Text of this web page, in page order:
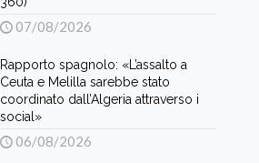
07/08/2026
Rapporto spagnolo: «L’assalto a
Ceuta e Melilla sarebbe stato
coordinato dall’Algeria attraverso i
social»
06/08/2026